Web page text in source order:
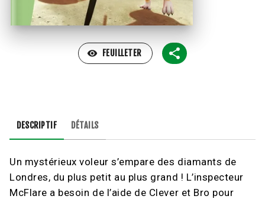
visibility FEUILLETER
DESCRIPTIF DÉTAILS
Un mystérieux voleur s’empare des diamants de
Londres, du plus petit au plus grand ! L’inspecteur
McFlare a besoin de l’aide de Clever et Bro pour